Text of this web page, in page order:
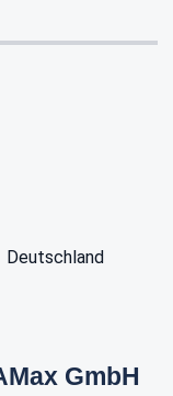
Deutschland
GmbH